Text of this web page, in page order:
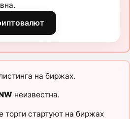
на биржах.
неизвестна.
торги стартуют на биржах